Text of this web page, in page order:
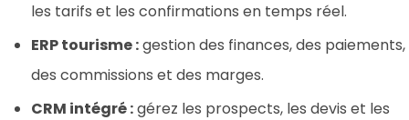
les tarifs et les confirmations en temps réel.
ERP tourisme :gestion des finances, des paiements,
des commissions et des marges.
CRM intégré :gérez les prospects, les devis et les